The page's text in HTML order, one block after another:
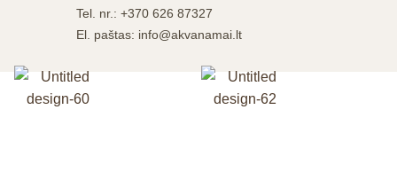
Tel. nr.: +370 626 87327
El. paštas: info@akvanamai.lt